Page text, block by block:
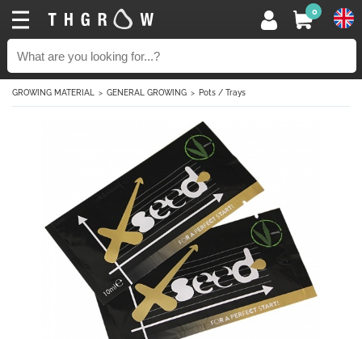
0
GROWING MATERIAL GENERAL GROWING Pots / Trays